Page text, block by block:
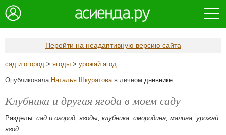
Перейти на неадаптивную версию сайта
сад и огород > ягоды > урожай ягод
Опубликовала Наталья Шкуратовав личном дневнике
Клубника и другая ягода в моем саду
Разделы: сад и огород, ягоды, клубника, смородина, малина, урожай
ягод